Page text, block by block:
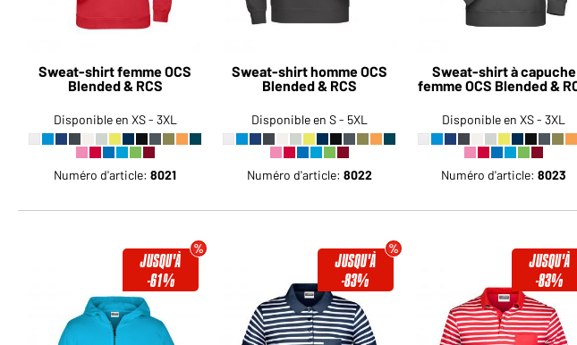
Sweat-shirt femme OCS
Blended & RCS
Disponible en XS - 3XL
Numéro d'article:8021
Sweat-shirt homme OCS
Blended & RCS
Disponible en S - 5XL
Numéro d'article: 8022
Sweat-shirt à capuche
femme OCS Blended &
Disponible en XS - 3XL
Numéro d'article:8023
JUSQU'À
-61%
JUSQU'À
-83%
JUSQU'À
-83%